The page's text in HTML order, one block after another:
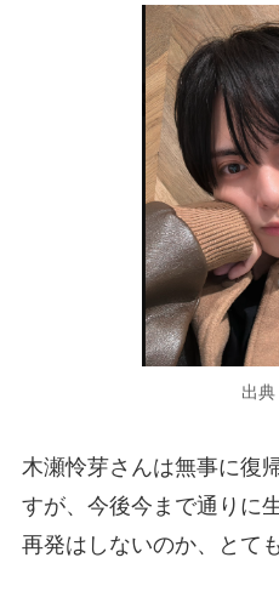
出典
木瀬怜芽さんは無事に復
すが、今後今まで通りに
再発はしないのか、とて